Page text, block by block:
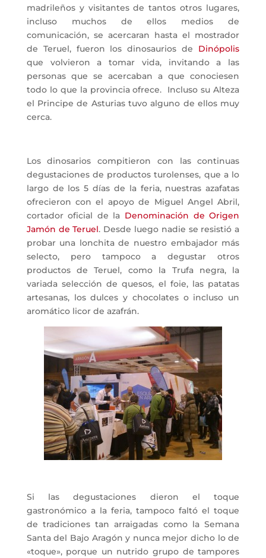
madrileños y visitantes de tantos otros lugares,
incluso muchos de ellos medios de
comunicación, se acercaran hasta el mostrador
de Teruel, fueron los dinosaurios de Dinópolis
que volvieron a tomar vida, invitando a las
personas que se acercaban a que conociesen
todo lo que la provincia ofrece. Incluso su Alteza
el Principe de Asturias tuvo alguno de ellos muy
cerca.
Los dinosarios compitieron con las continuas
degustaciones de productos turolenses, que a lo
largo de los 5 días de la feria, nuestras azafatas
ofrecieron con el apoyo de Miguel Angel Abril,
cortador oficial de la Denominación de Origen
Jamón de Teruel. Desde luego nadie se resistió a
probar una lonchita de nuestro embajador más
selecto, pero tampoco a degustar otros
productos de Teruel, como la Trufa negra, la
variada selección de quesos, el foie, las patatas
artesanas, los dulces y chocolates o incluso un
aromático licor de azafrán.
Si las degustaciones dieron el toque
gastronómico a la feria, tampoco faltó el toque
de tradiciones tan arraigadas como la Semana
Santa del Bajo Aragón y nunca mejor dicho lo de
«toque», porque un nutrido grupo de tampores